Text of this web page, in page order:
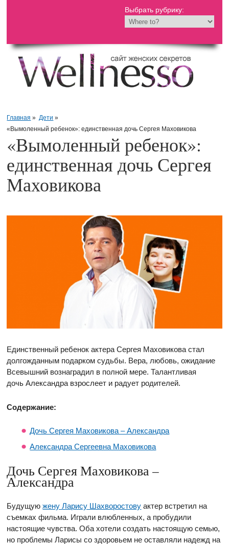
Выбрать рубрику:
Главная » Дети »
«Вымоленный ребенок»: единственная дочь Сергея Маховикова
«Вымоленный ребенок»:
единственная дочь Сергея
Маховикова
Единственный ребенок актера Сергея Маховикова стал
долгожданным подарком судьбы. Вера, любовь, ожидание
Всевышний вознаградил в полной мере. Талантливая
дочь Александра взрослеет и радует родителей.
Содержание:
Дочь Сергея Маховикова – Александра
Александра Сергеевна Маховикова
Дочь Сергея Маховикова –
Александра
Будущуюжену Ларису Шахворостову актер встретил на
съемках фильма. Играли влюбленных, а пробудили
настоящие чувства. Оба хотели создать настоящую семью,
но проблемы Ларисы со здоровьем не оставляли надежд на